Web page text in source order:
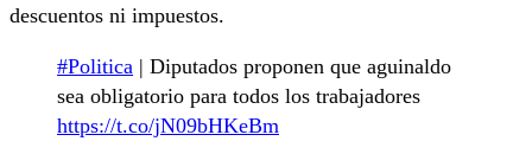
descuentos ni impuestos.
#Politica | Diputados proponen que aguinaldo
sea obligatorio para todos los trabajadores
https://t.co/jN09bHKeBm